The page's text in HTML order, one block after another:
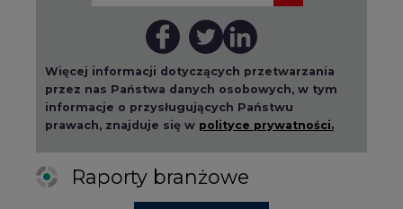
Więcej informacji dotyczących przetwarzania
przez nas Państwa danych osobowych, w tym
informacje o przysługujących Państwu
prawach, znajduje się w polityce prywatności.
Raporty branżowe